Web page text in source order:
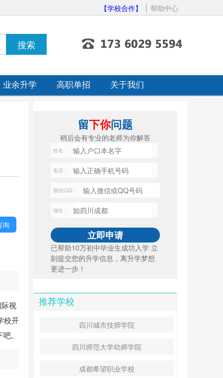
【学校合作】 帮助中心
业余升学 高职单招 关于我们
询
视
校开
。
留下你问题
稍后会有专业的老师为你解答
姓名：
电话：
微信/QQ：
地址：
已帮助10万初中毕业生成功入学 立
刻提交您的升学信息，离升学梦想
更进一步！
推荐学校
四川城市技师学院
四川师范大学幼师学院
成都希望职业学校